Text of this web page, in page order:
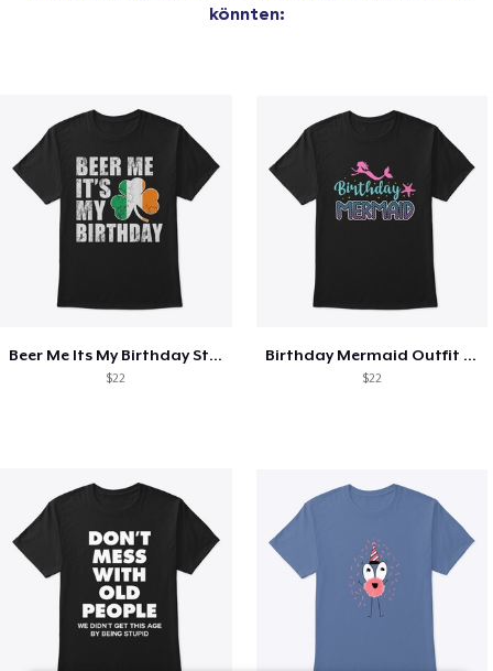
könnten:
Beer Me Its My Birthday St Patricks Day
$22
Birthday Mermaid Outfit Costume
$22